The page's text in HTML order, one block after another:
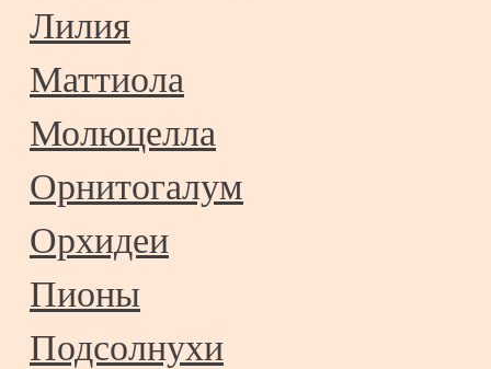
Лилия
Маттиола
Молюцелла
Орнитогалум
Орхидеи
Пионы
Подсолнухи